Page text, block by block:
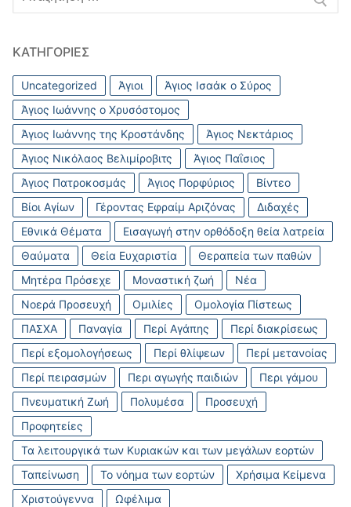
για:
ΚΑΤΗΓΟΡΊΕΣ
Uncategorized Άγιοι
Άγιος Ισαάκ ο Σύρος
Άγιος Ιωάννης ο Χρυσόστομος
Άγιος Ιωάννης της Κροστάνδης
Άγιος Νεκτάριος
Άγιος Νικόλαος Βελιμίροβιτς
Άγιος Παΐσιος
Άγιος Πατροκοσμάς
Άγιος Πορφύριος
Βίντεο
Βίοι Αγίων
Γέροντας Εφραίμ Αριζόνας
Διδαχές
Εθνικά Θέματα
Εισαγωγή στην ορθόδοξη θεία λατρεία
Θαύματα
Θεία Ευχαριστία
Θεραπεία των παθών
Μητέρα Πρόσεχε
Μοναστική ζωή
Νέα
Νοερά Προσευχή
Ομιλίες
Ομολογία Πίστεως
ΠΑΣΧΑ
Παναγία Περί Αγάπης
Περί διακρίσεως
Περί εξομολογήσεως
Περί θλίψεων
Περί μετανοίας
Περί πειρασμών
Περι αγωγής παιδιών
Περι γάμου
Πνευματική Ζωή
Πολυμέσα
Προσευχή
Προφητείες
Τα λειτουργικά των Κυριακών και των μεγάλων εορτών
Ταπείνωση
Το νόημα των εορτών
Χρήσιμα Κείμενα
Χριστούγεννα
Ωφέλιμα